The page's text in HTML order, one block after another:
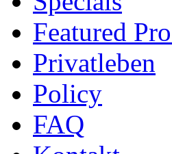
Featured
Privatleben
Policy
FAQ